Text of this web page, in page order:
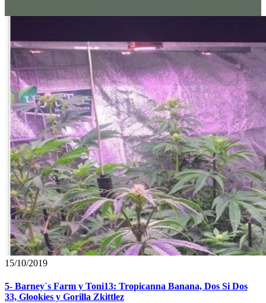
15/10/2019
5- Barney´s Farm y Toni13: Tropicanna Banana, Dos Si Dos
33, Glookies y Gorilla Zkittlez